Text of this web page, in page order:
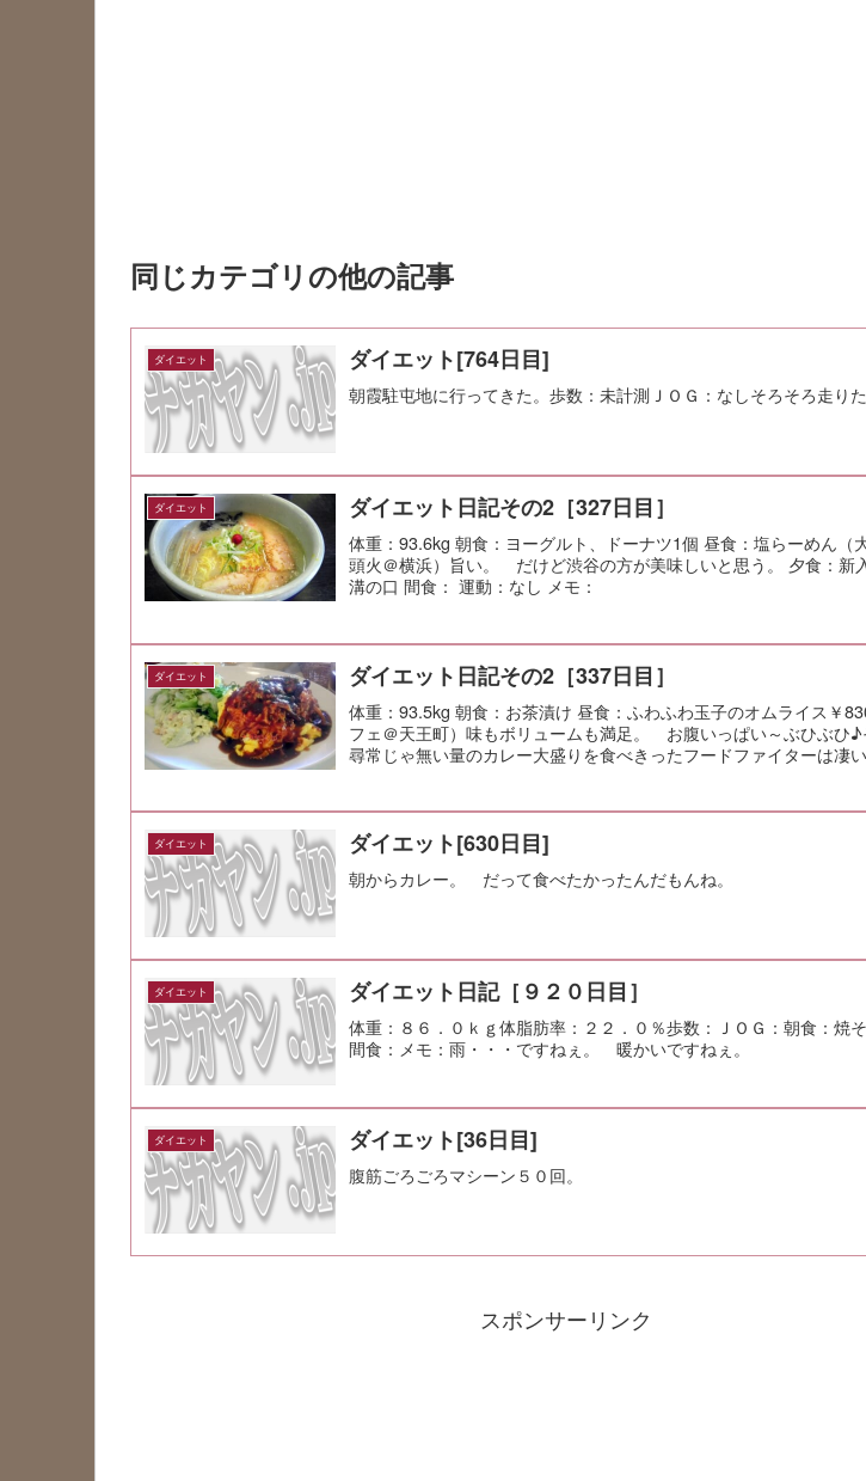
同じカテゴリの他の記事
ダイエット ダイエット[764日目]
朝霞駐屯地に行ってきた。歩数：未計測ＪＯＧ：なしそろそろ走りた
ダイエット ダイエット日記その2［327日目］
体重：93.6kg 朝食：ヨーグルト、ドーナツ1個 昼食：塩らーめん（
頭火＠横浜）旨い。 だけど渋谷の方が美味しいと思う。 夕食：新
溝の口 間食： 運動：なし メモ：
ダイエット ダイエット日記その2［337日目］
体重：93.5kg 朝食：お茶漬け 昼食：ふわふわ玉子のオムライス￥
フェ＠天王町）味もボリュームも満足。 お腹いっぱい～ぶひぶひ♪
尋常じゃ無い量のカレー大盛りを食べきったフードファイターは凄
ダイエット ダイエット[630日目]
朝からカレー。 だって食べたかったんだもんね。
ダイエット ダイエット日記［９２０日目］
体重：８６．０ｋｇ体脂肪率：２２．０％歩数：ＪＯＧ：朝食：焼
間食：メモ：雨・・・ですねぇ。 暖かいですねぇ。
ダイエット ダイエット[36日目]
腹筋ごろごろマシーン５０回。
スポンサーリンク